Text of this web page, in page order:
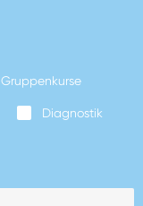
Gruppenkurse
Diagnostik